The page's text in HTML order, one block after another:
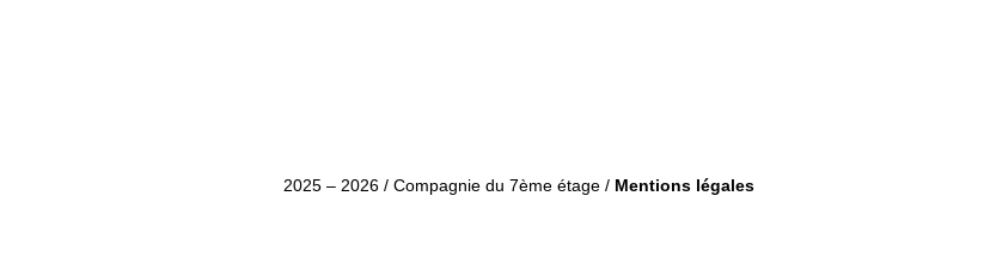
2025 – 2026 / Compagnie du 7ème étage / Mentions légales